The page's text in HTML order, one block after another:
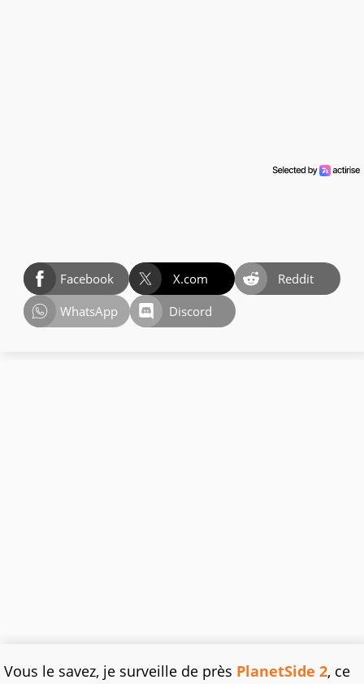
Facebook X.com
Reddit
WhatsApp
Discord
Vous le savez, je surveille de près PlanetSide 2, ce